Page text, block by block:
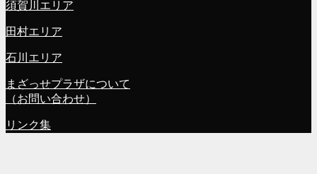
須賀川エリア
田村エリア
石川エリア
まざっせプラザについて
（お問い合わせ）
リンク集